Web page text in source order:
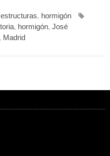
estructuras, hormigón
, hormigón, José
Madrid